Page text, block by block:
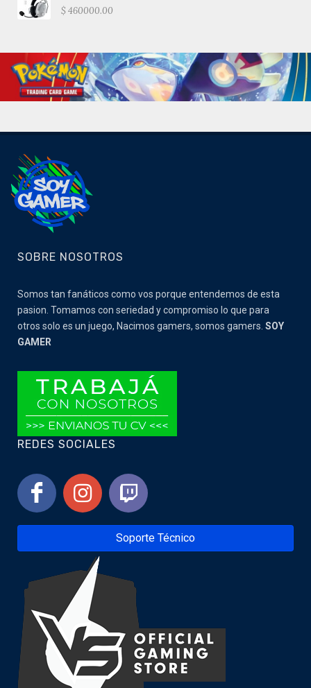
$ 460000.00
SOBRE NOSOTROS
Somos tan fanáticos como vos porque entendemos de esta
pasion. Tomamos con seriedad y compromiso lo que para
otros solo es un juego, Nacimos gamers, somos gamers. SOY
GAMER
REDES SOCIALES
Soporte Técnico